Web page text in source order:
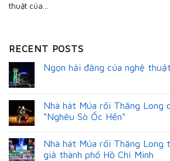
thuật của...
RECENT POSTS
Ngọn hải đăng của nghệ
Nhà hát Múa rối Thăng Long
“Nghêu Sò Ốc Hến“
Nhà hát Múa rối Thăng Long
giả thành phố Hồ Chí Minh